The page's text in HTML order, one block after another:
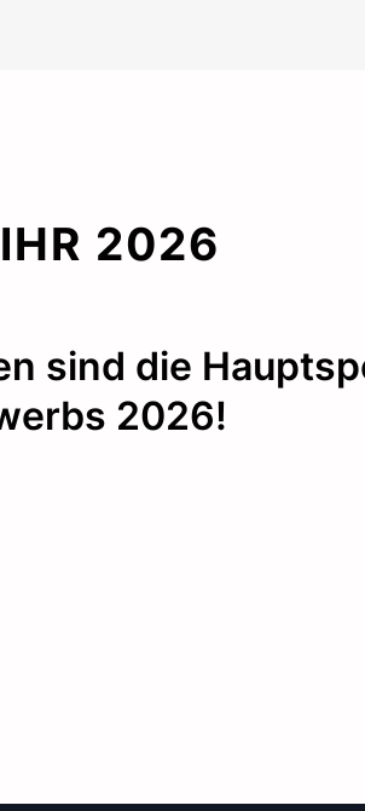
2026
sind die
2026!